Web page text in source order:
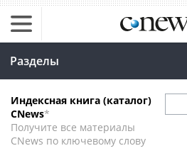
Разделы
Индексная книга (каталог)
CNews*
Получите все материалы
CNews по ключевому слову